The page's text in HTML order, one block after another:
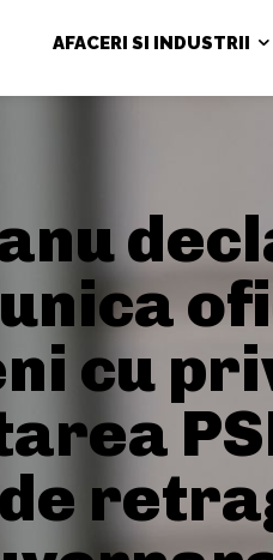
AFACERI SI INDUSTRII
cu